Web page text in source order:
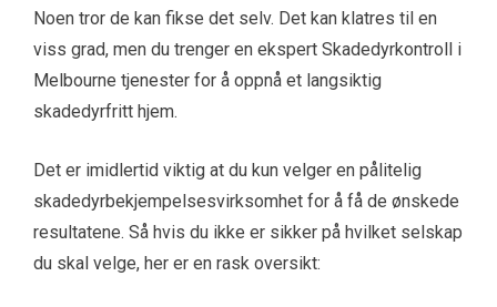
Noen tror de kan fikse det selv. Det kan klatres til en
viss grad, men du trenger en ekspert Skadedyrkontroll i
Melbourne tjenester for å oppnå et langsiktig
skadedyrfritt hjem.
Det er imidlertid viktig at du kun velger en pålitelig
skadedyrbekjempelsesvirksomhet for å få de ønskede
resultatene. Så hvis du ikke er sikker på hvilket selskap
du skal velge, her er en rask oversikt: